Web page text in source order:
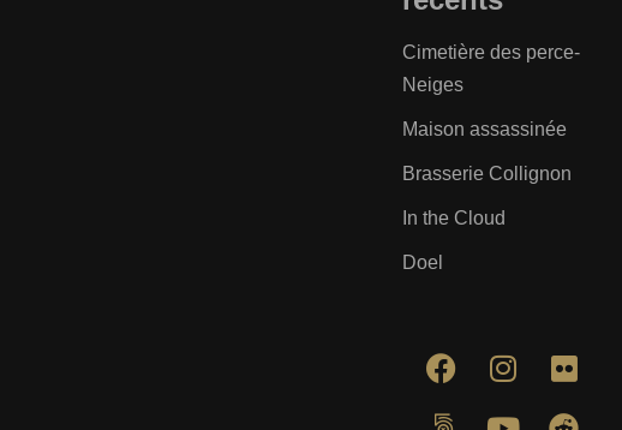
Cimetière des perce-
Neiges
Maison assassinée
Brasserie Collignon
In the Cloud
Doel